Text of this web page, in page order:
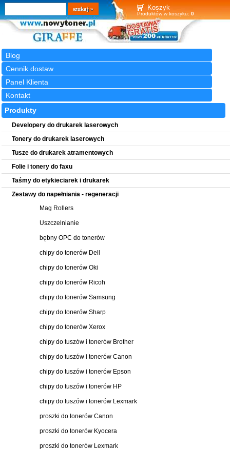
Koszyk
Produktów w koszyku: 0
Blog
Cennik dostaw
Panel Klienta
Kontakt
Wyszukiwarka
szukaj
Produkty
Developery do drukarek laserowych
Tonery do drukarek laserowych
Tusze do drukarek atramentowych
Folie i tonery do faxu
Taśmy do etykieciarek i drukarek
Zestawy do napełniania - regeneracji
Mag Rollers
Uszczelnianie
bębny OPC do tonerów
chipy do tonerów Dell
chipy do tonerów Oki
chipy do tonerów Ricoh
chipy do tonerów Samsung
chipy do tonerów Sharp
chipy do tonerów Xerox
chipy do tuszów i tonerów Brother
chipy do tuszów i tonerów Canon
chipy do tuszów i tonerów Epson
chipy do tuszów i tonerów HP
chipy do tuszów i tonerów Lexmark
proszki do tonerów Canon
proszki do tonerów Kyocera
proszki do tonerów Lexmark